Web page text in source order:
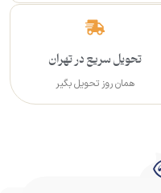
تحویل سریع در تهران
همان روز تحویل بگیر